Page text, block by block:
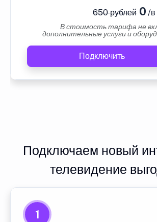
650 рублей0 /в
В стоимость тарифа не
дополнительные услуги и
Подключить
Подключаем новый
телевидение
1